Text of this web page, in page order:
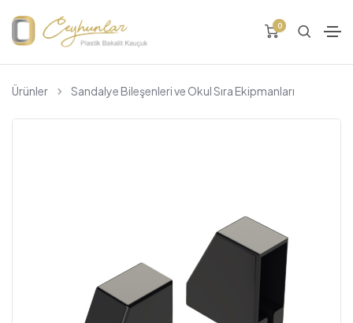
0
Ürünler Sandalye Bileşenleri ve Okul Sıra Ekipmanları